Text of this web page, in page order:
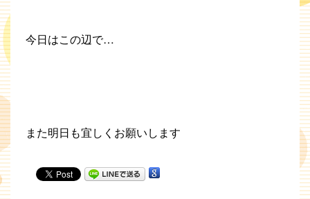
今日はこの辺で…
また明日も宜しくお願いします